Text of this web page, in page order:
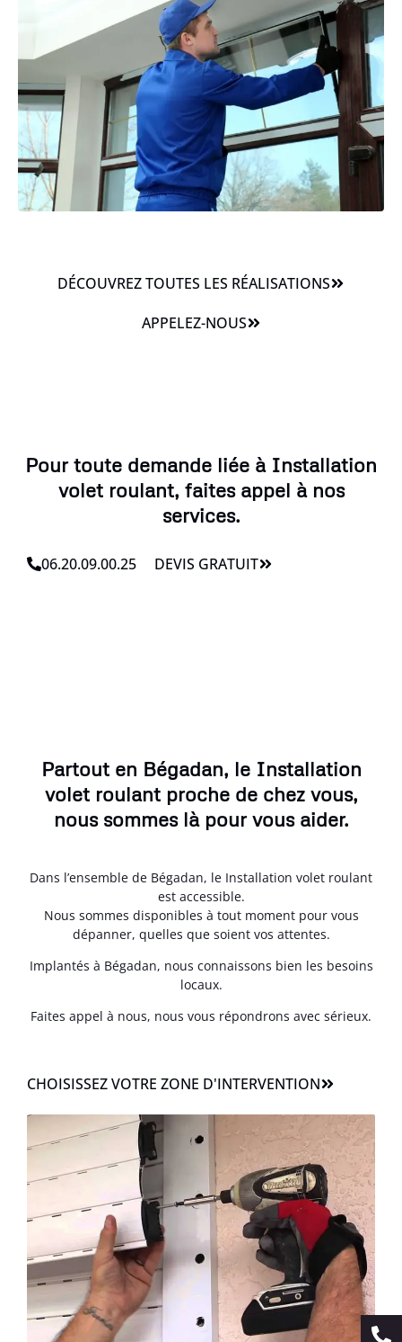
DÉCOUVREZ TOUTES LES RÉALISATIONS
APPELEZ-NOUS
Pour toute demande liée à Installation
volet roulant, faites appel à nos
services.
06.20.09.00.25 DEVIS GRATUIT
Partout en Bégadan, le Installation
volet roulant proche de chez vous,
nous sommes là pour vous aider.
Dans l’ensemble de Bégadan, le Installation volet roulant
est accessible.
Nous sommes disponibles à tout moment pour vous
dépanner, quelles que soient vos attentes.
Implantés à Bégadan, nous connaissons bien les besoins
locaux.
Faites appel à nous, nous vous répondrons avec sérieux.
CHOISISSEZ VOTRE ZONE D'INTERVENTION